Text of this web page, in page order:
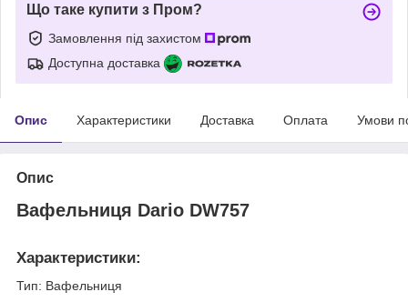
Що таке купити з Пром?
Замовлення під захистом
Доступна доставка
Опис Характеристики Доставка Оплата Умови
Опис
Вафельниця Dario DW757
Характеристики:
Тип: Вафельниця